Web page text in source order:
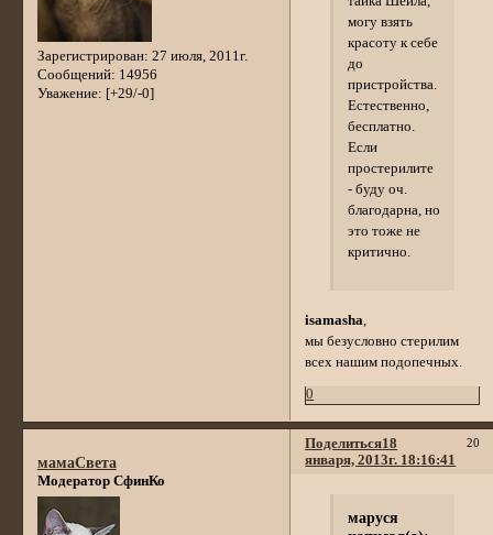
Зарегистрирован: 27 июля, 2011г.
Сообщений: 14956
Уважение: [+29/-0]
могу взять
красоту к себе
до
пристройства.
Естественно,
бесплатно.
Если
простерилите
- буду оч.
благодарна, но
это тоже не
критично.
isamasha,
мы безусловно стерилим
всех нашим подопечных.
0
Поделиться 20
18
января, 2013г. 18:16:41
мамаСвета
Модератор СфинКо
маруся